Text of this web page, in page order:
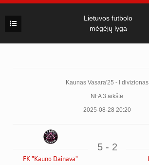
Lietuvos futbolo
mėgėjų lyga
Kaunas Vasara'25 - I divizionas
NFA 3 aikštė
2025-08-28 20:20
5 - 2
FK "Kauno Dainava"